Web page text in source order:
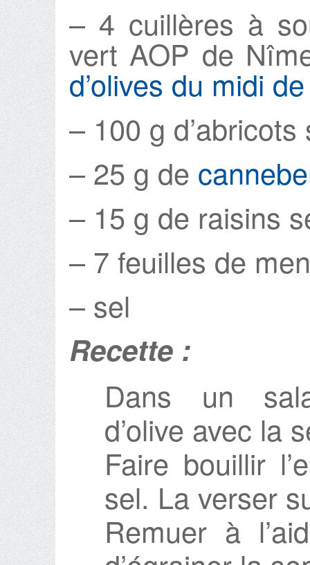
– 4 cuillères à
vert AOP de
d’olives du midi
– 100 g d’abricots
– 25 g de
– 15 g de raisins
– 7 feuilles de
– sel
Recette :
Dans un
d’olive avec la
Faire bouillir
sel. La verser
Remuer à